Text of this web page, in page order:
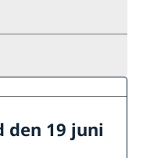
den 19 juni